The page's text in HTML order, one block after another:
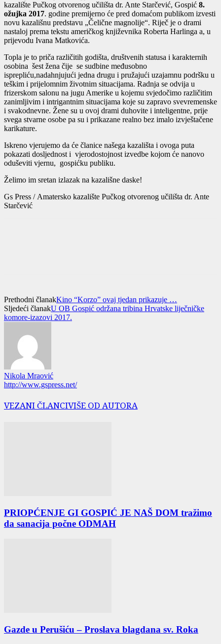
kazalište Pučkog otvorenog učilišta dr. Ante Starčević, Gospić 8.
ožujka 2017. godine premijerno će pred domaćom publikom izvesti
novu kazališnu predstavu „Čelične magnolije“. Riječ je o drami
nastaloj prema tekstu američkog književnika Roberta Harlinga a, u
prijevodu Ivana Matkovića.
Topla je to priča različitih godišta, društvenih statusa i karakternih
osobina šest žena čije se sudbine međusobno
isprepliću,nadahnjujući jedna drugu i pružajući uzajamnu podršku u
teškim i prijelomnim životnim situacijama. Radnja se odvija u
frizerskom salonu na jugu Amerike u kojemu svjedočimo različitim
zanimljivim i intrigantnim situacijama koje su zapravo svevremenske
i svakodnevne. Žene su u ovoj drami duhovite i inteligentne, prije
svega stvarne osobe pa su i prikazane realno bez imalo izvještačene
karikature.
Iskreno vjerujemo da će članice našega kazališta i ovoga puta
pokazati dosljednost i vjerodostojnost izvedbe kojom će nanovo
oduševiti vjernu, gospićku publiku.
Želimo im sretan izlazak na kazališne daske!
Gs Press / Amatersko kazalište Pučkog otvorenog učilišta dr. Ante
Starčević
Prethodni članakKino “Korzo” ovaj tjedan prikazuje …
Sljedeći članakU OB Gospić održana tribina Hrvatske liječničke
komore-izazovi 2017.
Nikola Mraović
http://www.gspress.net/
VEZANI ČLANCIVIŠE OD AUTORA
PRIOPĆENJE GI GOSPIĆ JE NAŠ DOM tražimo
da sanacija počne ODMAH
Gazde u Perušiću – Proslava blagdana sv. Roka